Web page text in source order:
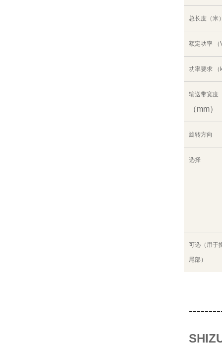
总长度（米
额定功率 （
功率要求 （
输送带宽度
（mm）
旋转方向
选择
可选（用于
尾部）